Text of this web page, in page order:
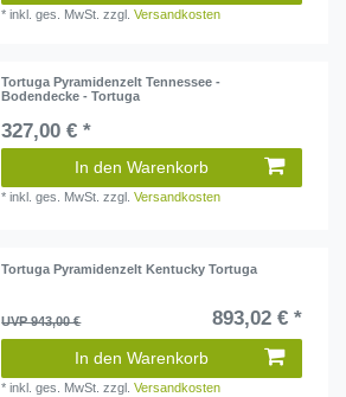
*inkl. ges. MwSt. zzgl.Versandkosten
Tortuga Pyramidenzelt Tennessee -
Bodendecke - Tortuga
327,00 € *
In den Warenkorb
*inkl. ges. MwSt. zzgl.Versandkosten
Tortuga Pyramidenzelt Kentucky Tortuga
UVP 943,00 € 893,02 € *
In den Warenkorb
*inkl. ges. MwSt. zzgl.Versandkosten